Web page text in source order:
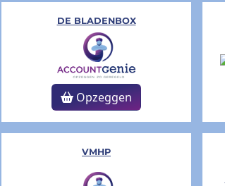
DE BLADENBOX
Opzeggen
VMHP